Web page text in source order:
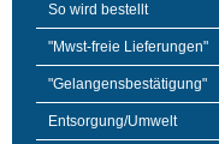
So wird bestellt
"Mwst-freie Lieferungen"
"Gelangensbestätigung"
Entsorgung/Umwelt